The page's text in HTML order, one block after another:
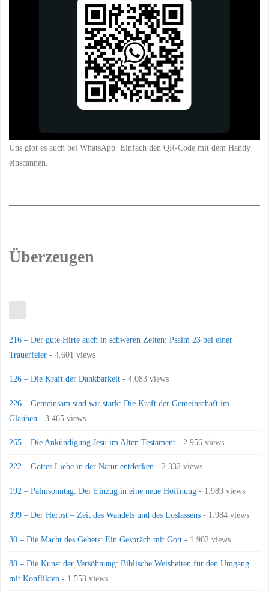
Uns gibt es auch bei WhatsApp. Einfach den QR-Code mit dem Handy
einscannen.
Überzeugen
216 – Der gute Hirte auch in schweren Zeiten: Psalm 23 bei einer
Trauerfeier - 4.601 views
126 – Die Kraft der Dankbarkeit - 4.083 views
226 – Gemeinsam sind wir stark: Die Kraft der Gemeinschaft im
Glauben - 3.465 views
265 – Die Ankündigung Jesu im Alten Testament - 2.956 views
222 – Gottes Liebe in der Natur entdecken - 2.332 views
192 – Palmsonntag: Der Einzug in eine neue Hoffnung - 1.989 views
399 – Der Herbst – Zeit des Wandels und des Loslassens - 1.984 views
30 – Die Macht des Gebets: Ein Gespräch mit Gott - 1.902 views
88 – Die Kunst der Versöhnung: Biblische Weisheiten für den Umgang
mit Konflikten - 1.553 views